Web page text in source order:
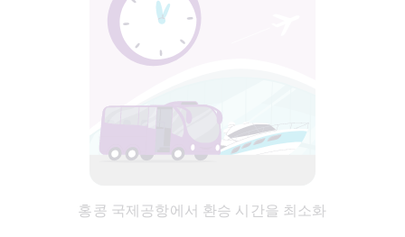
홍콩 국제공항에서 환승 시간을 최소화